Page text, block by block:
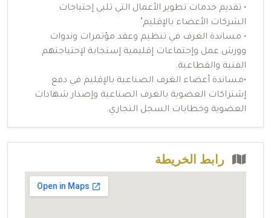
• تقديم خدمات تطوير الأعمال التي تلبي إحتياجات
الشركات الأعضاء بالإقليم"
• مساندة الغرف في تنظيم وعقد مؤتمرات وندوات
وورش عمل وإجتماعات إقليمية إستجابة لإحتياجتهم
الفنية والقطاعية.
•مساندة أعضاء الغرف الصناعية بالإقليم في دفع
إشتراكات العضوية بالغرف الصناعية وإصدار شهادات
العضوية وخطابات السجل التجاري.
رابط الخريطة